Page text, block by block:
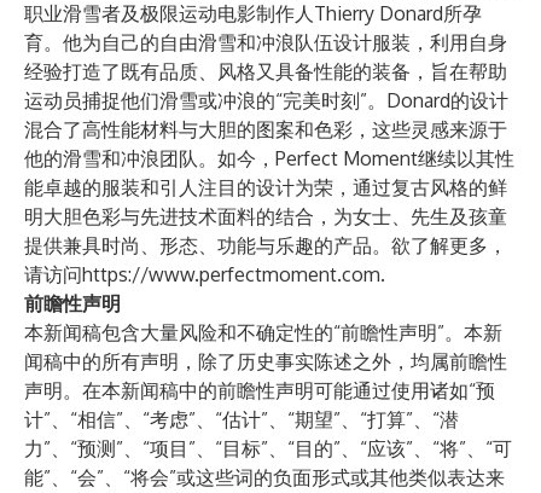
职业滑雪者及极限运动电影制作人Thierry Donard所孕
育。他为自己的自由滑雪和冲浪队伍设计服装，利用自身
经验打造了既有品质、风格又具备性能的装备，旨在帮助
运动员捕捉他们滑雪或冲浪的“完美时刻”。Donard的设计
混合了高性能材料与大胆的图案和色彩，这些灵感来源于
他的滑雪和冲浪团队。如今，Perfect Moment继续以其性
能卓越的服装和引人注目的设计为荣，通过复古风格的鲜
明大胆色彩与先进技术面料的结合，为女士、先生及孩童
提供兼具时尚、形态、功能与乐趣的产品。欲了解更多，
请访问https://www.perfectmoment.com.
前瞻性声明
本新闻稿包含大量风险和不确定性的“前瞻性声明”。本新
闻稿中的所有声明，除了历史事实陈述之外，均属前瞻性
声明。在本新闻稿中的前瞻性声明可能通过使用诸如“预
计”、“相信”、“考虑”、“估计”、“期望”、“打算”、“潜
力”、“预测”、“项目”、“目标”、“目的”、“应该”、“将”、“可
能”、“会”、“将会”或这些词的负面形式或其他类似表达来